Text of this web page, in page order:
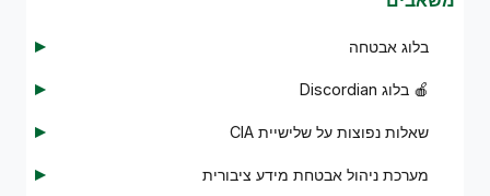
בלוג אבטחה
🍎 בלוג Discordian
שאלות נפוצות על שלישיית CIA
מערכת ניהול אבטחת מידע ציבורית